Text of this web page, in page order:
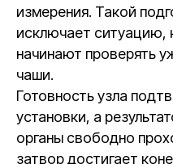
измерения. Такой
исключает ситуацию,
начинают проверять
чаши.
Готовность узла
установки, а
органы свободно
затвор достигает